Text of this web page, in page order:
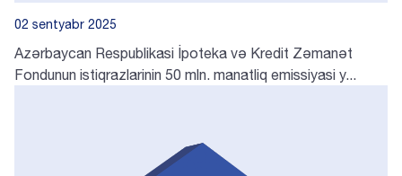
02 sentyabr 2025
Azərbaycan Respublikasi İpoteka və Kredit Zəmanət
Fondunun istiqrazlarinin 50 mln. manatliq emissiyasi y...